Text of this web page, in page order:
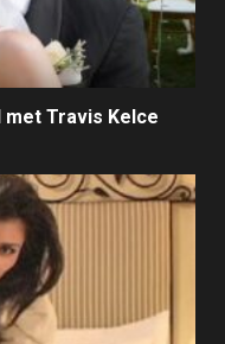
Travis Kelce